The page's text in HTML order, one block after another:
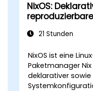
NixOS:
21 Stunden
NixOS ist eine
Paketmanager
deklarativer